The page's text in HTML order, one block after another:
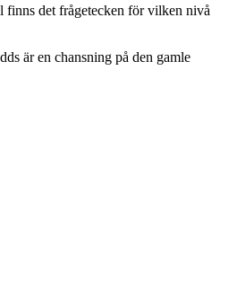
finns det frågetecken för vilken nivå
är en chansning på den gamle